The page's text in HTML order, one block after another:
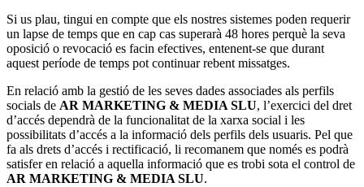
Si us plau, tingui en compte que els nostres sistemes poden requerir
un lapse de temps que en cap cas superarà 48 hores perquè la seva
oposició o revocació es facin efectives, entenent-se que durant
aquest període de temps pot continuar rebent missatges.
En relació amb la gestió de les seves dades associades als perfils
socials de AR MARKETING & MEDIA SLU, l’exercici del dret
d’accés dependrà de la funcionalitat de la xarxa social i les
possibilitats d’accés a la informació dels perfils dels usuaris. Pel que
fa als drets d’accés i rectificació, li recomanem que només es podrà
satisfer en relació a aquella informació que es trobi sota el control de
AR MARKETING & MEDIA SLU.